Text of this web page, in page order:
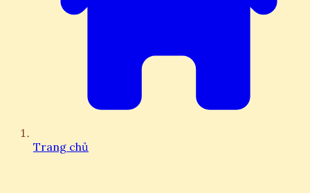
Trang chủ